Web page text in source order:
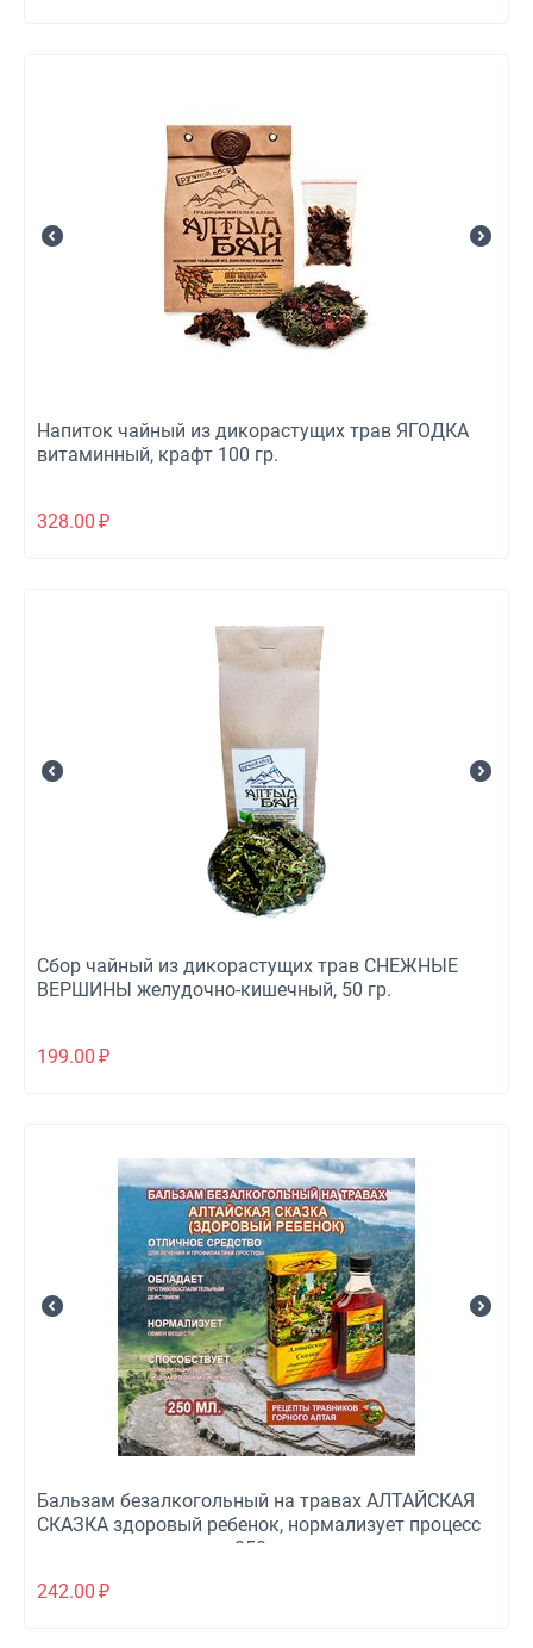
Напиток чайный из дикорастущих трав ЯГОДКА
витаминный, крафт 100 гр.
328.00 ₽
Сбор чайный из дикорастущих трав СНЕЖНЫЕ
ВЕРШИНЫ желудочно-кишечный, 50 гр.
199.00 ₽
Бальзам безалкогольный на травах АЛТАЙСКАЯ
СКАЗКА здоровый ребенок, нормализует процесс
пищеварения. стекло, 250 мл.
242.00 ₽